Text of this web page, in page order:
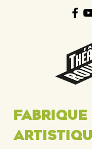
fabrique